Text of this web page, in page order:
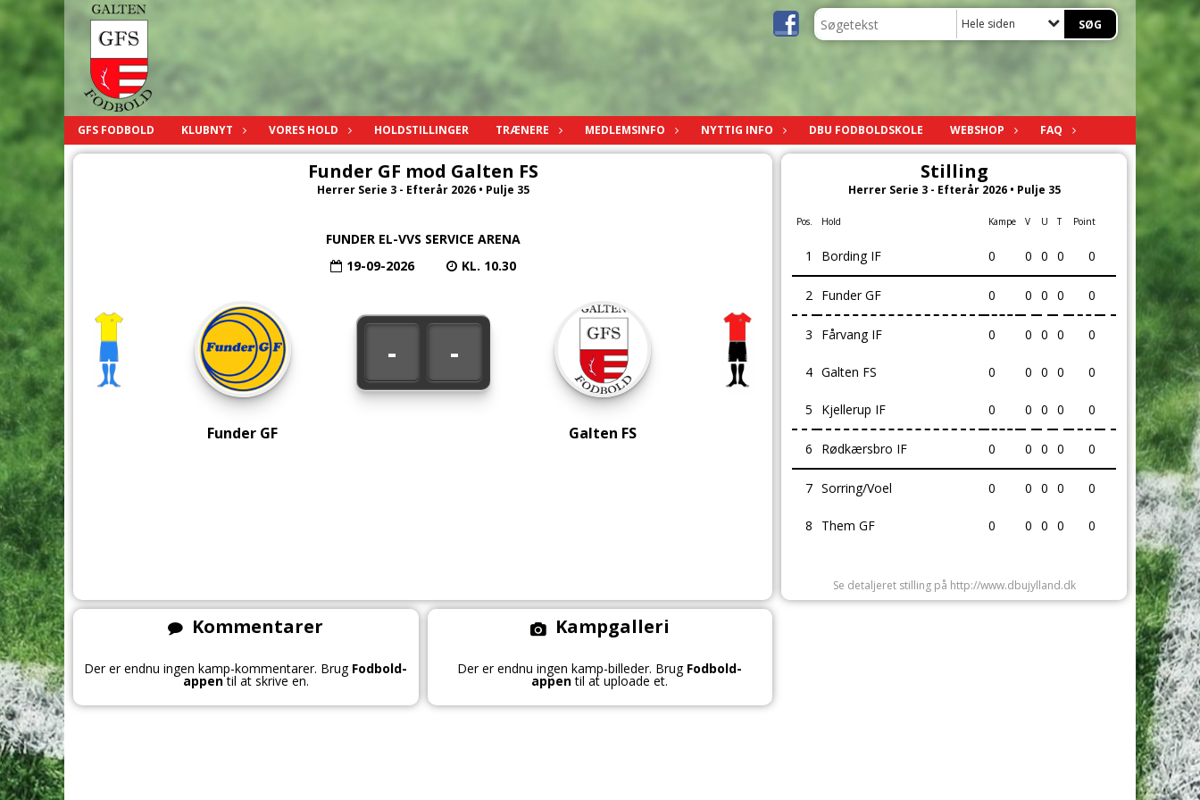
Hele siden
GFS FODBOLD KLUBNYT VORES HOLD HOLDSTILLINGER TRÆNERE MEDLEMSINFO NYTTIG INFO DBU FODBOLDSKOLE WEBSHOP FAQ
Funder GF mod Galten FS
Herrer Serie 3 - Efterår 2026 • Pulje 35
FUNDER EL-VVS SERVICE ARENA
19-09-2026
KL. 10.30
Funder GF
- -
Galten FS
Stilling
Herrer Serie 3 - Efterår 2026 • Pulje 35
Pos. Hold Kampe V U T Point
1 Bording IF 0 0 0 0 0
2 Funder GF 0 0 0 0 0
3 Fårvang IF 0 0 0 0 0
4 Galten FS 0 0 0 0 0
5 Kjellerup IF 0 0 0 0 0
6 Rødkærsbro IF 0 0 0 0 0
7 Sorring/Voel 0 0 0 0 0
8 Them GF 0 0 0 0 0
Se detaljeret stilling på http://www.dbujylland.dk
Kommentarer
Der er endnu ingen kamp-kommentarer. Brug Fodbold-
appentil at skrive en.
Kampgalleri
Der er endnu ingen kamp-billeder. Brug Fodbold-
appentil at uploade et.